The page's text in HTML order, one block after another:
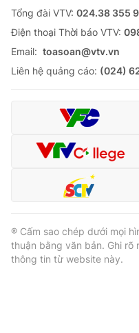
Tổng đài VTV: 024.38 355
Ðiện thoại Thời báo VTV:
Email: toasoan@vtv.vn
Liên hệ quảng cáo: (024)
® Cấm sao chép dưới mọi
thuận bằng văn bản. Ghi rõ
thông tin từ website này.